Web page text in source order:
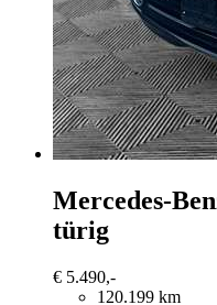
Mercedes-
türig
€ 5.490,-
120.199 km